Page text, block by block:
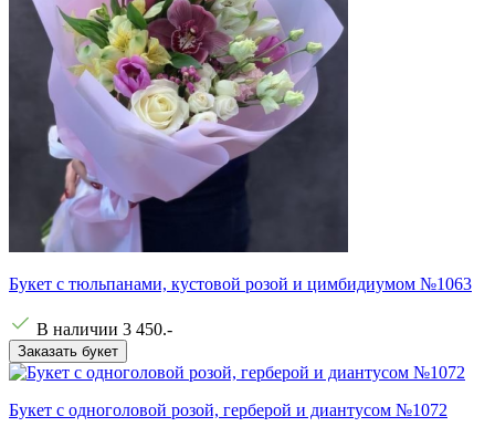
Букет с тюльпанами, кустовой розой и цимбидиумом №1063
В наличии 3 450.-
Заказать букет
Букет с одноголовой розой, герберой и диантусом №1072